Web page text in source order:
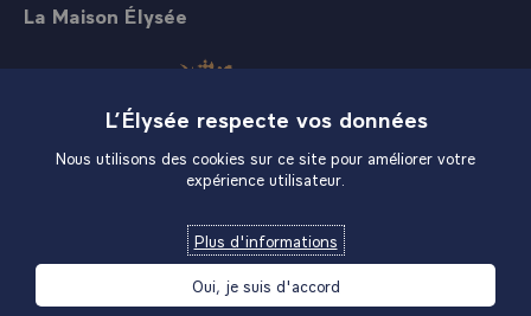
La Maison Élysée
L’Élysée respecte vos données
Nous utilisons des cookies sur ce site pour améliorer votre
expérience utilisateur.
Plus d'informations
Oui, je suis d'accord